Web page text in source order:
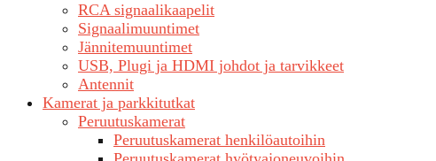
RCA signaalikaapelit
Signaalimuuntimet
Jännitemuuntimet
USB, Plugi ja HDMI johdot ja tarvikkeet
Antennit
Kamerat ja parkkitutkat
Peruutuskamerat
Peruutuskamerat henkilöautoihin